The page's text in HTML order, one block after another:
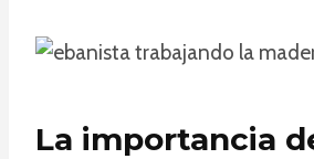
La importancia